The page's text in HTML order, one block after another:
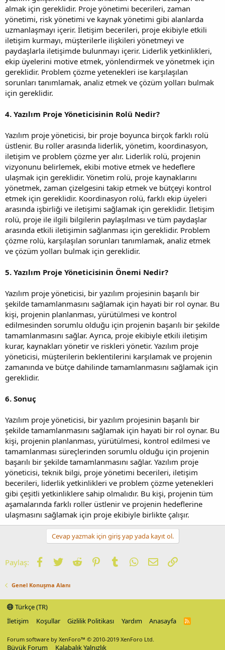
almak için gereklidir. Proje yönetimi becerileri, zaman
yönetimi, risk yönetimi ve kaynak yönetimi gibi alanlarda
uzmanlaşmayı içerir. İletişim becerileri, proje ekibiyle etkili
iletişim kurmayı, müşterilerle ilişkileri yönetmeyi ve
paydaşlarla iletişimde bulunmayı içerir. Liderlik yetkinlikleri,
ekip üyelerini motive etmek, yönlendirmek ve yönetmek için
gereklidir. Problem çözme yetenekleri ise karşılaşılan
sorunları tanımlamak, analiz etmek ve çözüm yolları bulmak
için gereklidir.
4. Yazılım Proje Yöneticisinin Rolü Nedir?
Yazılım proje yöneticisi, bir proje boyunca birçok farklı rolü
üstlenir. Bu roller arasında liderlik, yönetim, koordinasyon,
iletişim ve problem çözme yer alır. Liderlik rolü, projenin
vizyonunu belirlemek, ekibi motive etmek ve hedeflere
ulaşmak için gereklidir. Yönetim rolü, proje kaynaklarını
yönetmek, zaman çizelgesini takip etmek ve bütçeyi kontrol
etmek için gereklidir. Koordinasyon rolü, farklı ekip üyeleri
arasında işbirliği ve iletişimi sağlamak için gereklidir. İletişim
rolü, proje ile ilgili bilgilerin paylaşılması ve tüm paydaşlar
arasında etkili iletişimin sağlanması için gereklidir. Problem
çözme rolü, karşılaşılan sorunları tanımlamak, analiz etmek
ve çözüm yolları bulmak için gereklidir.
5. Yazılım Proje Yöneticisinin Önemi Nedir?
Yazılım proje yöneticisi, bir yazılım projesinin başarılı bir
şekilde tamamlanmasını sağlamak için hayati bir rol oynar. Bu
kişi, projenin planlanması, yürütülmesi ve kontrol
edilmesinden sorumlu olduğu için projenin başarılı bir şekilde
tamamlanmasını sağlar. Ayrıca, proje ekibiyle etkili iletişim
kurar, kaynakları yönetir ve riskleri yönetir. Yazılım proje
yöneticisi, müşterilerin beklentilerini karşılamak ve projenin
zamanında ve bütçe dahilinde tamamlanmasını sağlamak için
gereklidir.
6. Sonuç
Yazılım proje yöneticisi, bir yazılım projesinin başarılı bir
şekilde tamamlanmasını sağlamak için hayati bir rol oynar. Bu
kişi, projenin planlanması, yürütülmesi, kontrol edilmesi ve
tamamlanması süreçlerinden sorumlu olduğu için projenin
başarılı bir şekilde tamamlanmasını sağlar. Yazılım proje
yöneticisi, teknik bilgi, proje yönetimi becerileri, iletişim
becerileri, liderlik yetkinlikleri ve problem çözme yetenekleri
gibi çeşitli yetkinliklere sahip olmalıdır. Bu kişi, projenin tüm
aşamalarında farklı roller üstlenir ve projenin hedeflerine
ulaşmasını sağlamak için proje ekibiyle birlikte çalışır.
Cevap yazmak için giriş yap yada kayıt ol.
Paylaş: Facebook
TwitterReddit PinterestTumblrWhatsApp
E-postaLink
Genel Konuşma Alanı
Türkçe (TR)
İletişim
Koşullar Gizlilik Politikası Yardım Anasayfa
R
Forum software by XenForo™ © 2010-2019 XenForo Ltd.
Büyük Forum Kalabalık Yalnızlık